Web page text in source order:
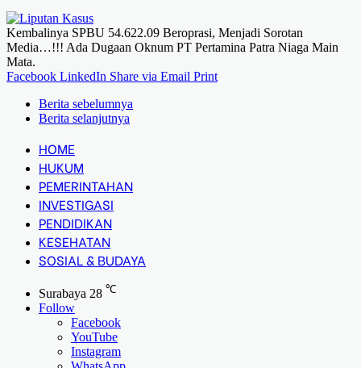
Kembalinya SPBU 54.622.09 Beroprasi, Menjadi Sorotan
Media…!!! Ada Dugaan Oknum PT Pertamina Patra Niaga Main
Mata.
Facebook LinkedIn Share via Email Print
Berita sebelumnya
Berita selanjutnya
HOME
HUKUM
PEMERINTAHAN
INVESTIGASI
PENDIDIKAN
KESEHATAN
SOSIAL & BUDAYA
Surabaya 28 ℃
Follow
Facebook
YouTube
Instagram